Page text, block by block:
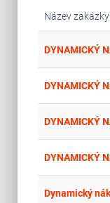
Název zakázky